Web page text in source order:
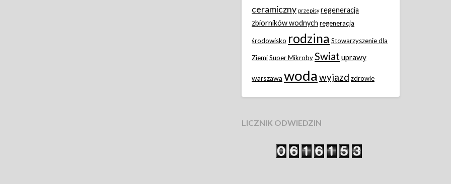
ceramiczny przepisy regeneracja
zbiorników wodnych regeneracja
środowisko rodzina Stowarzyszenie dla
ZiemiSuper MikrobySwiat uprawy
warszawa woda wyjazd zdrowie
LICZNIK ODWIEDZIN